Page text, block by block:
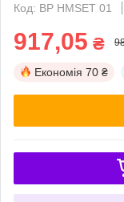
Код: BP HMSET 01
917,05 ₴
Економія 70 ₴